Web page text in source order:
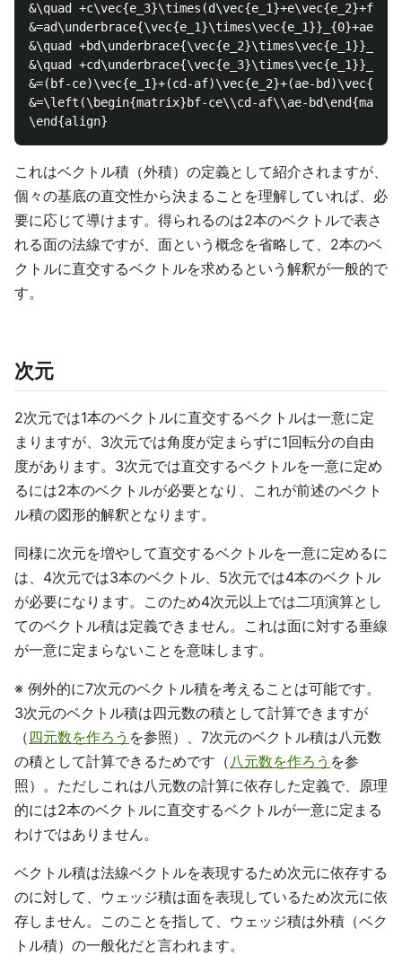
&\quad
&\quad
&\quad
&=(bf-ce)\vec{e_1}+(cd-af)\vec{e_2}+(ae-
&=\left(\begin{matrix}bf-ce\\cd-af\\ae-
これはベクトル積（外積）の定義として紹介されますが、
個々の基底の直交性から決まることを理解していれば、必
要に応じて導けます。得られるのは2本のベクトルで表さ
れる面の法線ですが、面という概念を省略して、2本のベ
クトルに直交するベクトルを求めるという解釈が一般的で
す。
次元
2次元では1本のベクトルに直交するベクトルは一意に定
まりますが、3次元では角度が定まらずに1回転分の自由
度があります。3次元では直交するベクトルを一意に定め
るには2本のベクトルが必要となり、これが前述のベクト
ル積の図形的解釈となります。
同様に次元を増やして直交するベクトルを一意に定めるに
は、4次元では3本のベクトル、5次元では4本のベクトル
が必要になります。このため4次元以上では二項演算とし
てのベクトル積は定義できません。これは面に対する垂線
が一意に定まらないことを意味します。
※ 例外的に7次元のベクトル積を考えることは可能です。
3次元のベクトル積は四元数の積として計算できますが
（ 四元数を作ろう を参照）、7次元のベクトル積は八元数
の積として計算できるためです（ 八元数を作ろう を参
照）。ただしこれは八元数の計算に依存した定義で、原理
的には2本のベクトルに直交するベクトルが一意に定まる
わけではありません。
ベクトル積は法線ベクトルを表現するため次元に依存する
のに対して、ウェッジ積は面を表現しているため次元に依
存しません。このことを指して、ウェッジ積は外積（ベク
トル積）の一般化だと言われます。